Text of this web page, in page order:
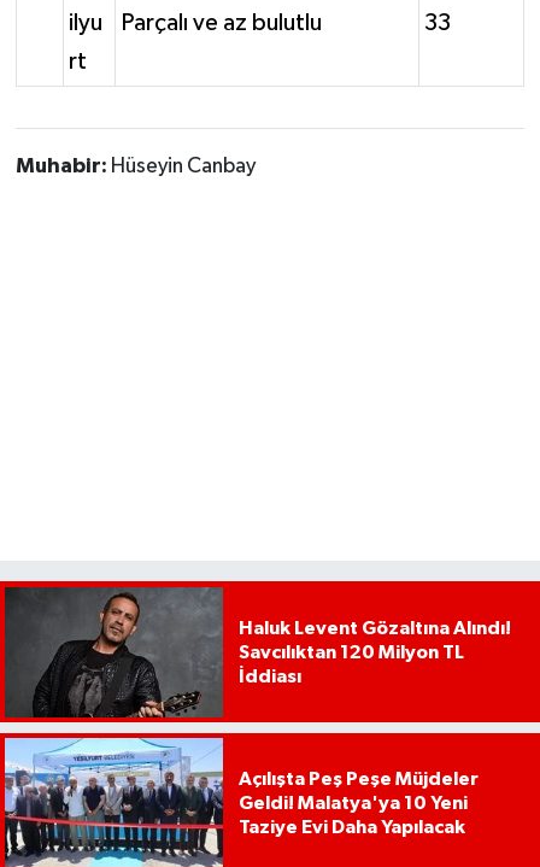
ilyu
rt
Parçalı ve az bulutlu 33
Muhabir: Hüseyin Canbay
Haluk Levent Gözaltına Alındı!
Savcılıktan 120 Milyon TL
İddiası
Açılışta Peş Peşe Müjdeler
Geldi! Malatya'ya 10 Yeni
Taziye Evi Daha Yapılacak